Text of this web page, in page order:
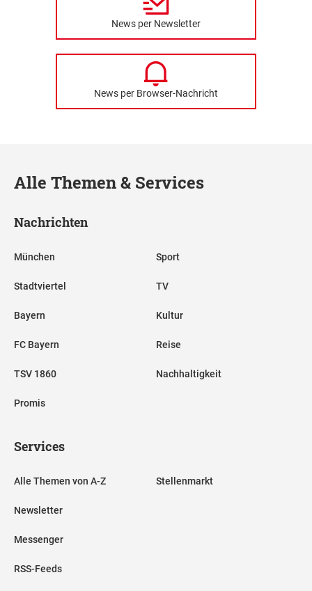
News per Newsletter
News per Browser-Nachricht
Alle Themen & Services
Nachrichten
München
Stadtviertel
Bayern
FC Bayern
TSV 1860
Promis
Sport
TV
Kultur
Reise
Nachhaltigkeit
Services
Alle Themen von A-Z
Newsletter
Messenger
RSS-Feeds
Stellenmarkt